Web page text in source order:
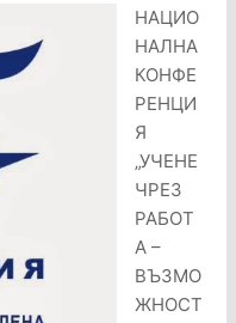
НАЦИО
НАЛНА
КОНФЕ
РЕНЦИ
Я
„УЧЕНЕ
ЧРЕЗ
РАБОТ
А –
ВЪЗМО
ЖНОСТ